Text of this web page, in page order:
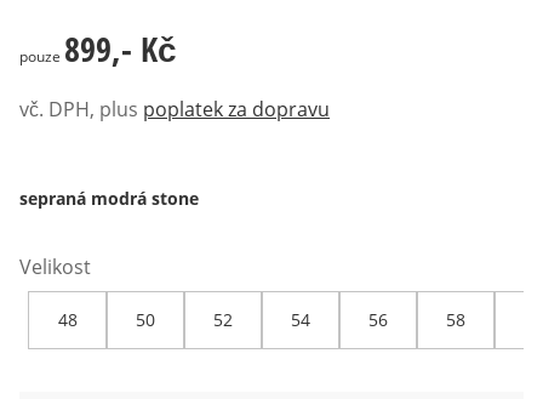
899,- Kč
pouze 899,- Kč
vč. DPH, plus poplatek za dopravu
sepraná modrá stone
Velikost
48 50 52 54 56 58